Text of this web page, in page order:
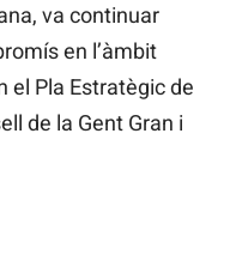
va continuar
en l’àmbit
el Pla Estratègic de
de la Gent Gran i